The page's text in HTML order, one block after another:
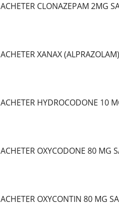
ACHETER CLONAZEPAM 2MG
ACHETER XANAX
ACHETER HYDROCODONE 10
ACHETER OXYCODONE 80 MG
ACHETER OXYCONTIN 80 MG